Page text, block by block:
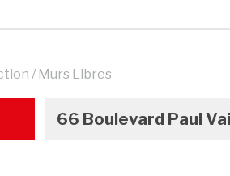
/ Murs Libres
66 Boulevard Paul